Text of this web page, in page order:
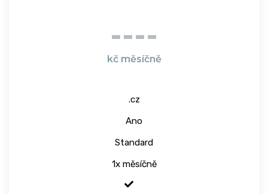
----
kč měsíčně
.cz
Ano
Standard
1x měsíčně